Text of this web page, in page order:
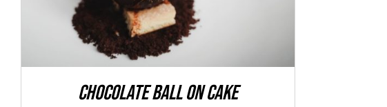
Chocolate Ball On Cake